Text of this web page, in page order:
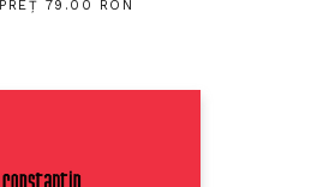
PREȚ 79.00 RON